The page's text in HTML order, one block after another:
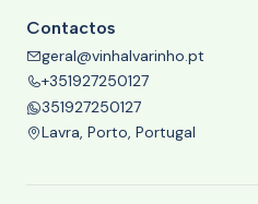
Contactos
geral@vinhalvarinho.pt
+351927250127
351927250127
Lavra, Porto, Portugal